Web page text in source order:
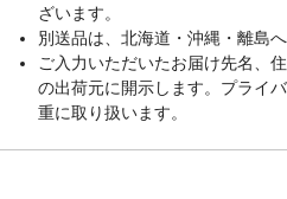
ざいます。
別送品は、北海道・沖縄・離島
ご入力いただいたお届け先名、
の出荷元に開示します。プライ
重に取り扱います。